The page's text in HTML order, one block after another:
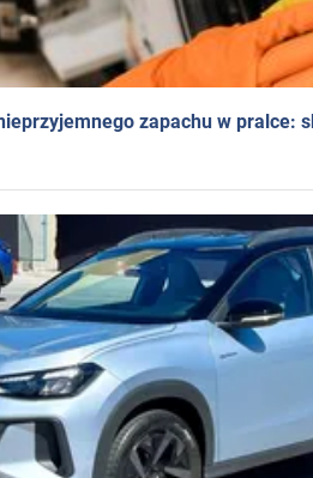
zapachu w pralce: